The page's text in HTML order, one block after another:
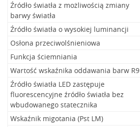
Źródło światła z możliwością zmiany
barwy światła
Źródło światła o wysokiej luminancji
Osłona przeciwolśnieniowa
Funkcja ściemniania
Wartość wskaźnika oddawania barw R9
Źródło światła LED zastępuje
fluorescencyjne źródło światła bez
wbudowanego statecznika
Wskaźnik migotania (Pst LM)